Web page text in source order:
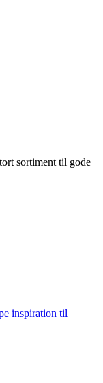
sortiment til gode
inspiration til